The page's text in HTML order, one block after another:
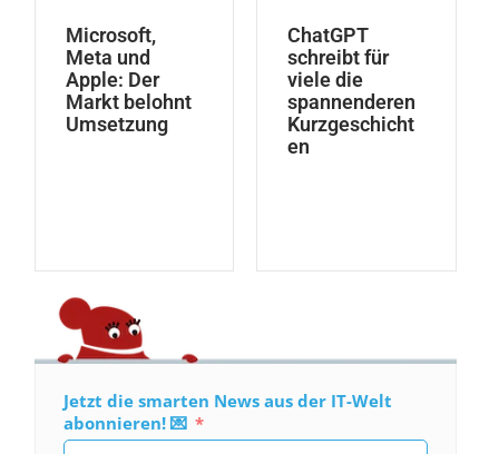
Microsoft,
Meta und
Apple: Der
Markt belohnt
Umsetzung
ChatGPT
schreibt für
viele die
spannenderen
Kurzgeschicht
en
Jetzt die smarten News aus der IT-Welt
abonnieren! 💌